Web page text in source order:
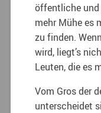
öffentliche und
mehr Mühe es
zu finden.
wird, liegt’s
Leuten, die es
Vom Gros der
unterscheidet